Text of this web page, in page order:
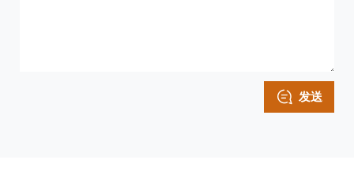
发送